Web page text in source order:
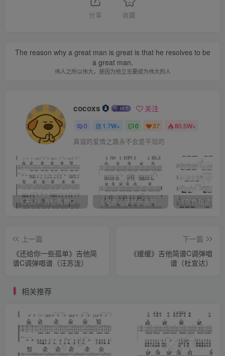
分享 收藏
The reason why a great man is great is that he resolves to be
a great man.
伟人之所以伟大，是因为他立志要成为伟大的人
cocoxs 关注
0 1.7W+ 0 37 80.5W+
真诚的爱情之路永不会是平坦的
上一篇
《还给你一些孤单》吉他简
谱C调弹唱谱（汪苏泷）
下一篇
《缓缓》吉他简谱C调弹唱
谱（杜宣达）
相关推荐